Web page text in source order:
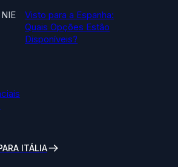
Visto para a Espanha:
Quais Opções Estão
Disponíveis?
ITÁLIA